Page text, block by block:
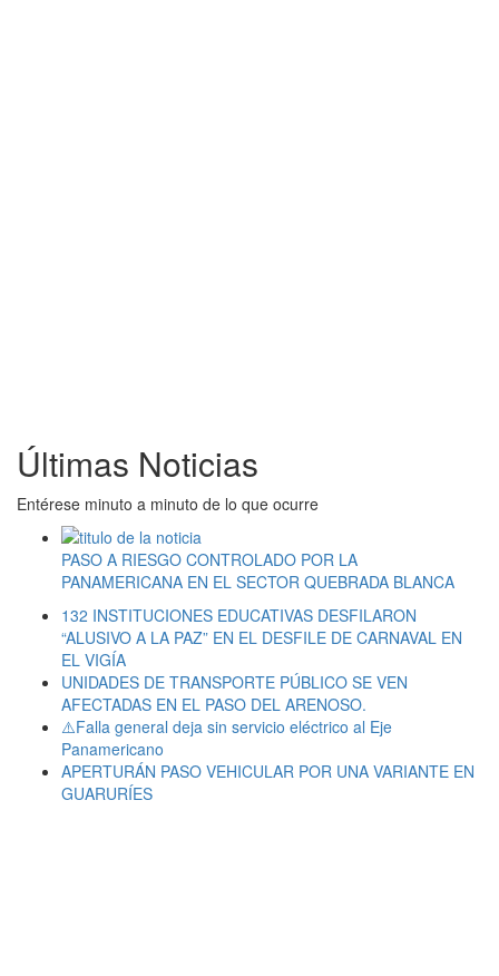
Últimas Noticias
Entérese minuto a minuto de lo que ocurre
PASO A RIESGO CONTROLADO POR LA
PANAMERICANA EN EL SECTOR QUEBRADA BLANCA
132 INSTITUCIONES EDUCATIVAS DESFILARON
“ALUSIVO A LA PAZ” EN EL DESFILE DE CARNAVAL EN
EL VIGÍA
UNIDADES DE TRANSPORTE PÚBLICO SE VEN
AFECTADAS EN EL PASO DEL ARENOSO.
⚠️Falla general deja sin servicio eléctrico al Eje
Panamericano
APERTURÁN PASO VEHICULAR POR UNA VARIANTE EN
GUARURÍES